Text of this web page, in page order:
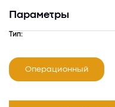
Параметры
Тип:
Операционный